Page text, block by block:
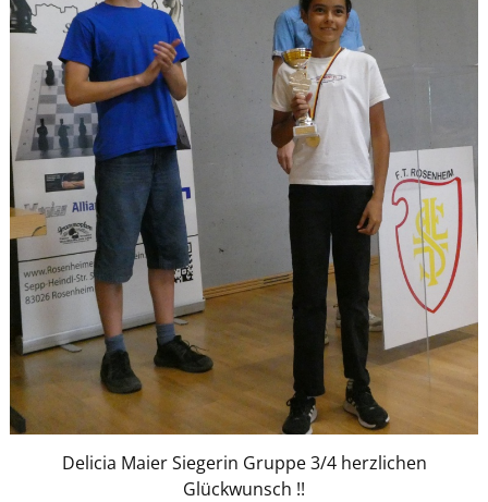
Delicia Maier Siegerin Gruppe 3/4 herzlichen
Glückwunsch !!